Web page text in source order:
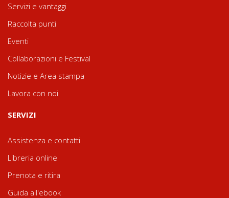
Servizi e vantaggi
Raccolta punti
Eventi
Collaborazioni e Festival
Notizie e Area stampa
Lavora con noi
SERVIZI
Assistenza e contatti
Libreria online
Prenota e ritira
Guida all'ebook